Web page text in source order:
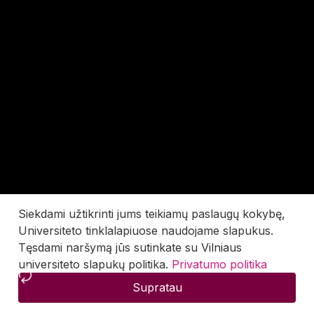
Siekdami užtikrinti jums teikiamų paslaugų kokybę,
Universiteto tinklalapiuose naudojame slapukus.
Tęsdami naršymą jūs sutinkate su Vilniaus
universiteto slapukų politika. Privatumo politika
Supratau